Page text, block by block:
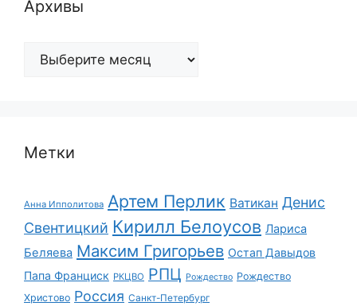
Архивы
Архивы
Метки
Анна Ипполитова Артем Перлик Ватикан Денис
Свентицкий Кирилл Белоусов Лариса
Беляева Максим Григорьев Остап Давыдов
Папа Франциск РКЦВО РПЦ Рождество Рождество
Христово Россия Санкт-Петербург